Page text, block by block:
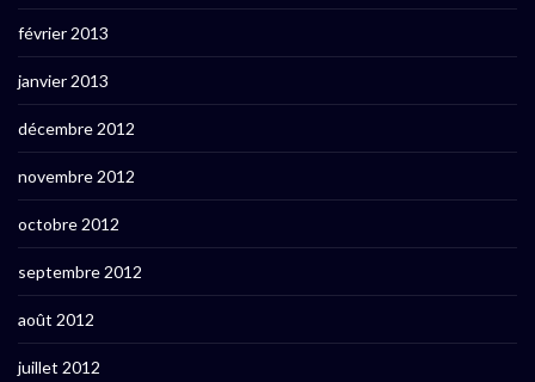
février 2013
janvier 2013
décembre 2012
novembre 2012
octobre 2012
septembre 2012
août 2012
juillet 2012